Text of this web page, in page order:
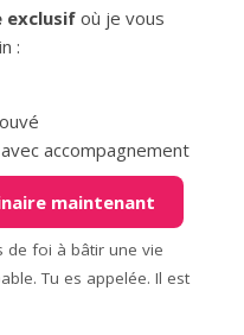
exclusif où je vous
:
accompagnement
maintenant
de foi à bâtir une vie
Tu es appelée. Il est